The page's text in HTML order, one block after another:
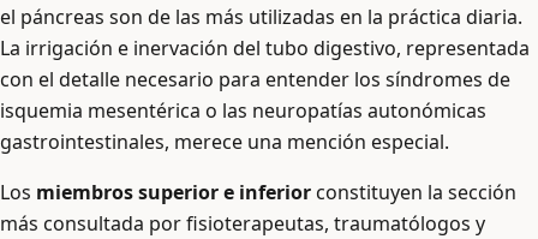
el páncreas son de las más utilizadas en la práctica diaria.
La irrigación e inervación del tubo digestivo, representada
con el detalle necesario para entender los síndromes de
isquemia mesentérica o las neuropatías autonómicas
gastrointestinales, merece una mención especial.
Los miembros superior e inferiorconstituyen la sección
más consultada por fisioterapeutas, traumatólogos y